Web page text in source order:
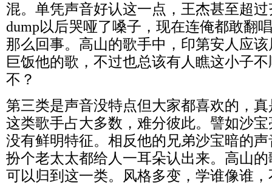
混。单凭声音好认这一点，王杰甚至超
dump以后哭哑了嗓子，现在连俺都敢翻
那么回事。高山的歌手中，印第安人应
巨饭他的歌，不过也总该有人瞧这小子
不？
第三类是声音没特点但大家都喜欢的，
这类歌手占大多数，难分彼此。譬如沙
没有鲜明特征。相反他的兄弟沙宝暗的
扮个老太太都给人一耳朵认出来。高山
可以归到这一类。风格多变，学谁像谁